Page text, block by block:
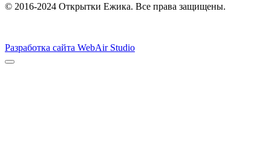
© 2016-2024 Открытки Ежика. Все права защищены.
Разработка сайта WebAir Studio